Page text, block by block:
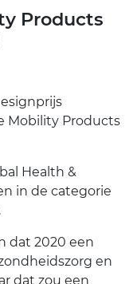
Products
Mobility Products
Health &
in de categorie
dat 2020 een
en
dat zou een